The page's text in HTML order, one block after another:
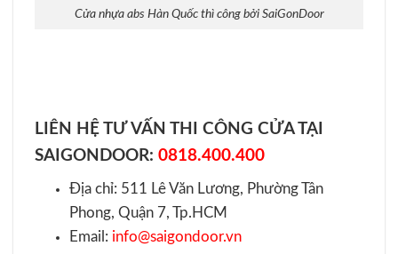
Cửa nhựa abs Hàn Quốc thì công bởi SaiGonDoor
LIÊN HỆ TƯ VẤN THI CÔNG CỬA TẠI
SAIGONDOOR: 0818.400.400
Địa chỉ: 511 Lê Văn Lương, Phường Tân
Phong, Quận 7, Tp.HCM
Email: info@saigondoor.vn